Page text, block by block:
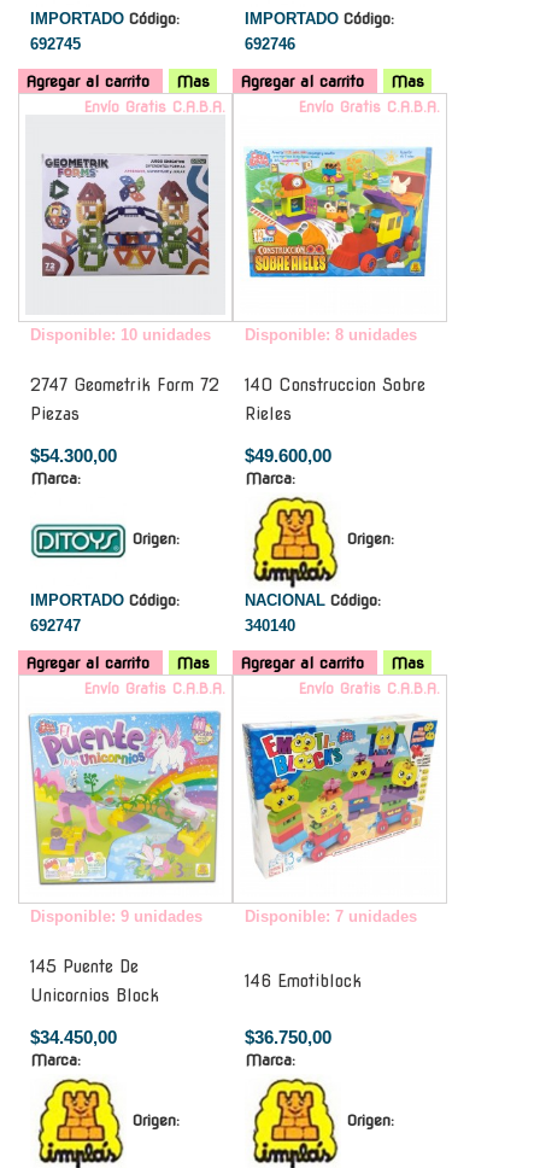
IMPORTADO Código:
692745
Agregar al carrito Mas
IMPORTADO Código:
692746
Agregar al carrito
Mas
Envío Gratis C.A.B.A.
Disponible: 10 unidades
2747 Geometrik Form 72
Piezas
$54.300,00
Marca:
Origen:
IMPORTADO Código:
692747
Agregar al carrito Mas
Envío Gratis C.A.B.A.
Disponible: 8 unidades
140 Construccion Sobre
Rieles
$49.600,00
Marca:
Origen:
NACIONAL Código:
340140
Agregar al carrito
Mas
Envío Gratis C.A.B.A.
Disponible: 9 unidades
145 Puente De
Unicornios Block
$34.450,00
Marca:
Origen:
Envío Gratis C.A.B.A.
Disponible: 7 unidades
146 Emotiblock
$36.750,00
Marca:
Origen: